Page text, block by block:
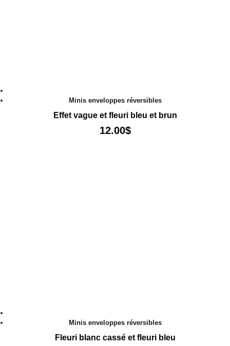
Minis enveloppes réversibles
Effet vague et fleuri bleu et brun
12.00$
Minis enveloppes réversibles
Fleuri blanc cassé et fleuri bleu